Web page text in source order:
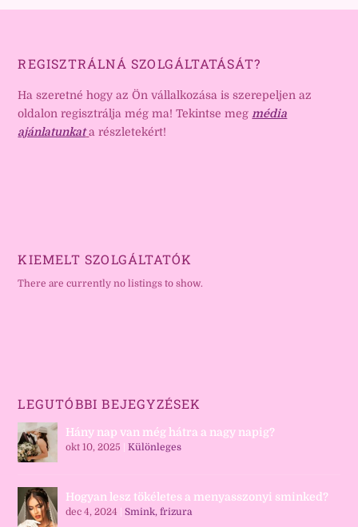
REGISZTRÁLNÁ SZOLGÁLTATÁSÁT?
Ha szeretné hogy az Ön vállalkozása is szerepeljen az
oldalon regisztrálja még ma! Tekintse meg média
ajánlatunkat a részletekért!
KIEMELT SZOLGÁLTATÓK
There are currently no listings to show.
LEGUTÓBBI BEJEGYZÉSEK
Hány nap van még hátra a nagy napig?
okt 10, 2025 |Különleges
Hogyan lesz tökéletes a menyasszonyi sminked?
dec 4, 2024 |Smink, frizura